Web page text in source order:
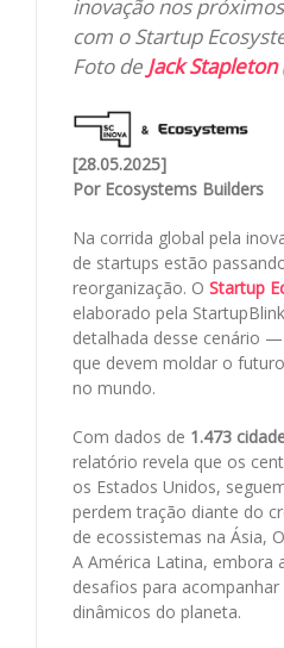
inovação nos
com o Startup
Foto de Jack Stapleton
[28.05.2025]
Por Ecosystems Builders
Na corrida global pela
de startups estão
reorganização. O Startup
elaborado pela
detalhada desse cenário
que devem moldar o
no mundo.
Com dados de 1.473
relatório revela que os
os Estados Unidos,
perdem tração diante do
de ecossistemas na Ásia,
A América Latina, embora
desafios para
dinâmicos do planeta.